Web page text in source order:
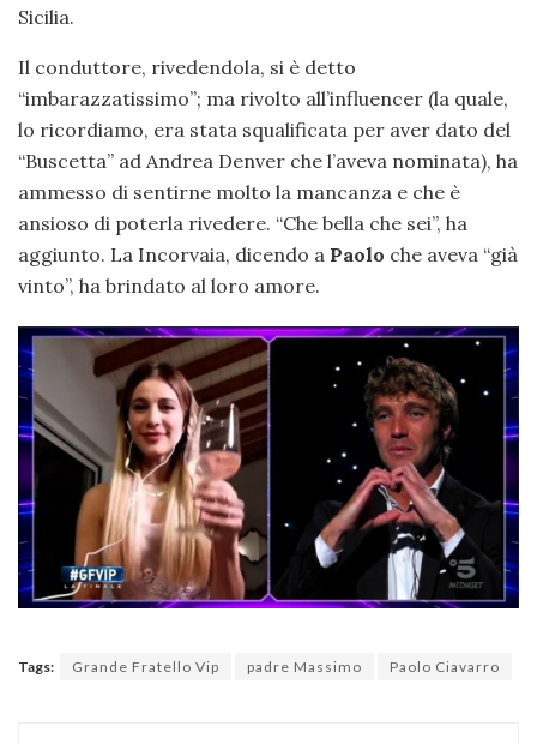
Sicilia.
Il conduttore, rivedendola, si è detto
“imbarazzatissimo”; ma rivolto all’influencer (la quale,
lo ricordiamo, era stata squalificata per aver dato del
“Buscetta” ad Andrea Denver che l’aveva nominata), ha
ammesso di sentirne molto la mancanza e che è
ansioso di poterla rivedere. “Che bella che sei”, ha
aggiunto. La Incorvaia, dicendo a Paolo che aveva “già
vinto”, ha brindato al loro amore.
Tags: Grande Fratello Vip padre Massimo Paolo Ciavarro